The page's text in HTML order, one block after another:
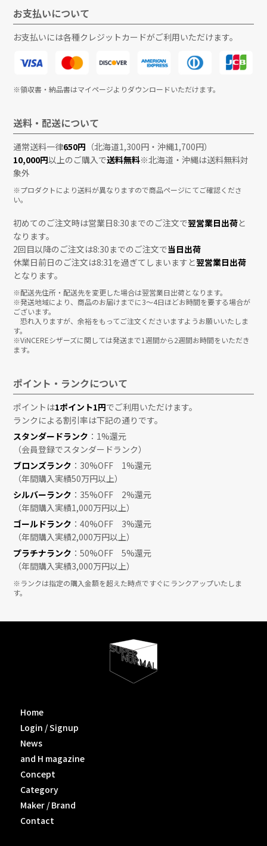
お支払いについて
お支払いには各種クレジットカードがご利用いただけます。
※領収書・納品書はマイページよりダウンロードいただけます。
送料・配送について
通常送料一律650円 （北海道1,300円・沖縄1,700円）
10,000円以上のご購入で送料無料※北海道・沖縄は送料無料対
象外
※プロダクトにより送料が異なりますので商品ページにてご確認くださ
い。
初めてのご注文時は営業日8:30までのご注文で翌営業日出荷と
なります。
2回目以降のご注文は8:30までのご注文で当日出荷
休業日前日のご注文は8:31を過ぎてしまいますと翌営業日出荷
となります。
※配送先住所・配送先を変更した場合は翌営業日出荷となります。
※発送地域により、商品のお届けまでに3〜4日ほどお時間を要する場合が
ございます。
恐れ入りますが、余裕をもってご注文くださいますようお願いいたしま
す。
※ViNCEREシザーズに関しては発送まで1週間から2週間お時間をいただき
ます。
ポイント・ランクについて
ポイントは1ポイント1円でご利用いただけます。
ランクによる割引率は下記の通りです。
スタンダードランク ：1%還元
（会員登録でスタンダードランク）
ブロンズランク ：30%OFF 1%還元
（年間購入実績50万円以上）
シルバーランク ：35%OFF 2%還元
（年間購入実績1,000万円以上）
ゴールドランク ：40%OFF 3%還元
（年間購入実績2,000万円以上）
プラチナランク ：50%OFF 5%還元
（年間購入実績3,000万円以上）
※ランクは指定の購入金額を超えた時点ですぐにランクアップいたしま
す。
Home
Login / Signup
News
and H magazine
Concept
Category
Maker / Brand
Contact